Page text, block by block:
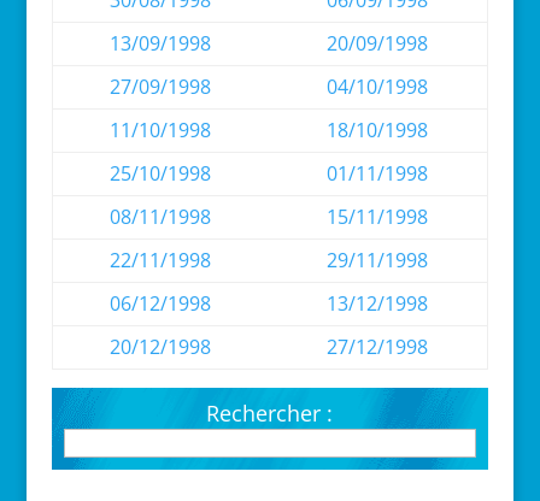
13/09/1998
20/09/1998
27/09/1998
04/10/1998
11/10/1998
18/10/1998
25/10/1998
01/11/1998
08/11/1998
15/11/1998
22/11/1998
29/11/1998
06/12/1998
13/12/1998
20/12/1998
27/12/1998
Rechercher :